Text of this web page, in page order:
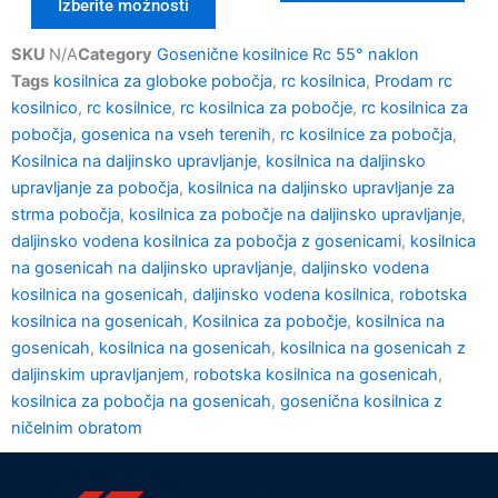
Izberite možnosti
SKU N/ACategory Gosenične kosilnice Rc 55° naklon
Tags kosilnica za globoke pobočja, rc kosilnica, Prodam rc
kosilnico, rc kosilnice, rc kosilnica za pobočje, rc kosilnica za
pobočja, gosenica na vseh terenih, rc kosilnice za pobočja,
Kosilnica na daljinsko upravljanje, kosilnica na daljinsko
upravljanje za pobočja, kosilnica na daljinsko upravljanje za
strma pobočja, kosilnica za pobočje na daljinsko upravljanje,
daljinsko vodena kosilnica za pobočja z gosenicami, kosilnica
na gosenicah na daljinsko upravljanje, daljinsko vodena
kosilnica na gosenicah, daljinsko vodena kosilnica, robotska
kosilnica na gosenicah, Kosilnica za pobočje, kosilnica na
gosenicah, kosilnica na gosenicah, kosilnica na gosenicah z
daljinskim upravljanjem, robotska kosilnica na gosenicah,
kosilnica za pobočja na gosenicah, gosenična kosilnica z
ničelnim obratom